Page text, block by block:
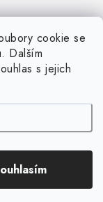
cookie se
Dalším
s jejich
Timbersport
práva vyhrazena.